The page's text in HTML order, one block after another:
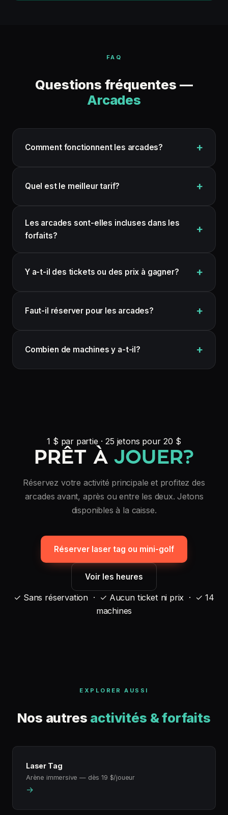
FAQ
Questions fréquentes —
Arcades
Comment fonctionnent les arcades?
Quel est le meilleur tarif?
Les arcades sont-elles incluses dans les
forfaits?
Y a-t-il des tickets ou des prix à gagner?
Faut-il réserver pour les arcades?
Combien de machines y a-t-il?
1 $ par partie · 25 jetons pour 20 $
PRÊT ÀJOUER?
Réservez votre activité principale et profitez des
arcades avant, après ou entre les deux. Jetons
disponibles à la caisse.
Réserver laser tag ou mini-golf
Voir les heures
✓ Sans réservation · ✓ Aucun ticket ni prix · ✓ 14
machines
EXPLORER AUSSI
Nos autres activités & forfaits
Laser Tag
Arène immersive — dès 19 $/joueur
→